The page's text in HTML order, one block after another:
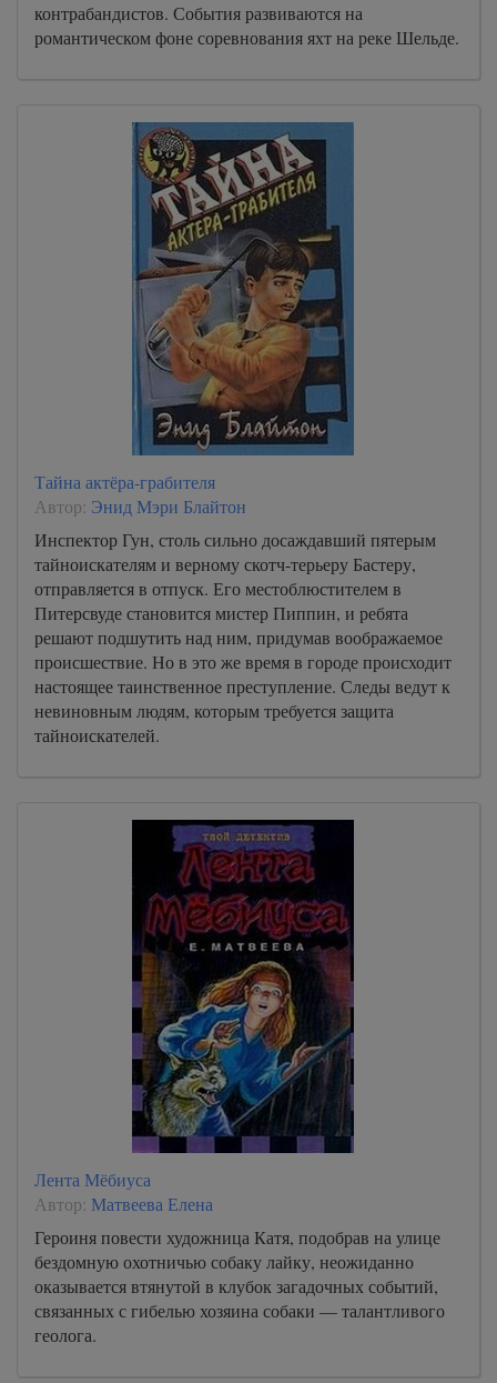
контрабандистов. События развиваются на
романтическом фоне соревнования яхт на реке Шельде.
Тайна актёра-грабителя
Автор: Энид Мэри Блайтон
Инспектор Гун, столь сильно досаждавший пятерым
тайноискателям и верному скотч-терьеру Бастеру,
отправляется в отпуск. Его местоблюстителем в
Питерсвуде становится мистер Пиппин, и ребята
решают подшутить над ним, придумав воображаемое
происшествие. Но в это же время в городе происходит
настоящее таинственное преступление. Следы ведут к
невиновным людям, которым требуется защита
тайноискателей.
Лента Мёбиуса
Автор: Матвеева Елена
Героиня повести художница Катя, подобрав на улице
бездомную охотничью собаку лайку, неожиданно
оказывается втянутой в клубок загадочных событий,
связанных с гибелью хозяина собаки — талантливого
геолога.